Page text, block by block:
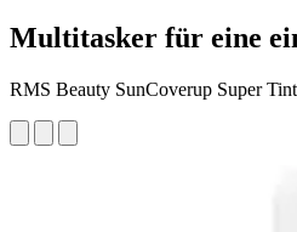
Multitasker für eine
RMS Beauty SunCoverup Super